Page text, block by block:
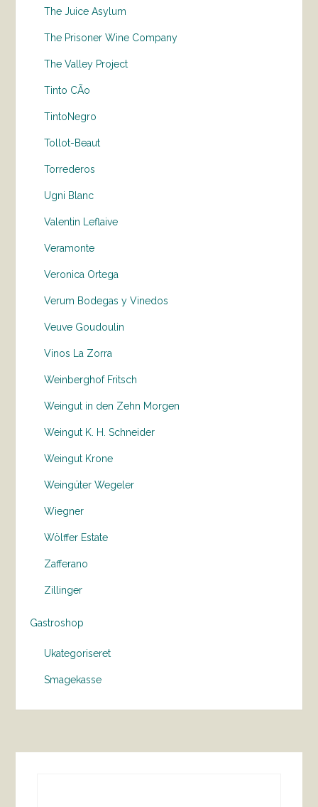
The Juice Asylum
The Prisoner Wine Company
The Valley Project
Tinto CÃo
TintoNegro
Tollot-Beaut
Torrederos
Ugni Blanc
Valentin Leflaive
Veramonte
Veronica Ortega
Verum Bodegas y Vinedos
Veuve Goudoulin
Vinos La Zorra
Weinberghof Fritsch
Weingut in den Zehn Morgen
Weingut K. H. Schneider
Weingut Krone
Weingüter Wegeler
Wiegner
Wölffer Estate
Zafferano
Zillinger
Gastroshop
Ukategoriseret
Smagekasse